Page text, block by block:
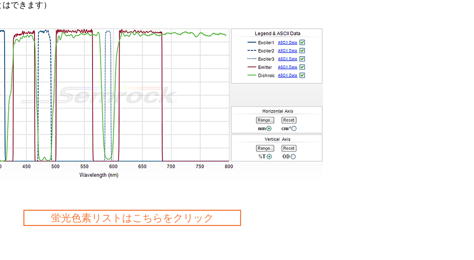
できます）
蛍光色素リストはこちらをクリック